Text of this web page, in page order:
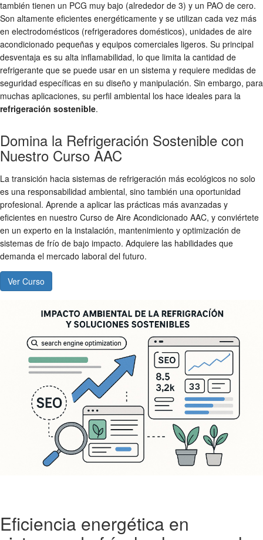
también tienen un PCG muy bajo (alrededor de 3) y un PAO de cero.
Son altamente eficientes energéticamente y se utilizan cada vez más
en electrodomésticos (refrigeradores domésticos), unidades de aire
acondicionado pequeñas y equipos comerciales ligeros. Su principal
desventaja es su alta inflamabilidad, lo que limita la cantidad de
refrigerante que se puede usar en un sistema y requiere medidas de
seguridad específicas en su diseño y manipulación. Sin embargo, para
muchas aplicaciones, su perfil ambiental los hace ideales para la
refrigeración sostenible.
Domina la Refrigeración Sostenible con
Nuestro Curso AAC
La transición hacia sistemas de refrigeración más ecológicos no solo
es una responsabilidad ambiental, sino también una oportunidad
profesional. Aprende a aplicar las prácticas más avanzadas y
eficientes en nuestro Curso de Aire Acondicionado AAC, y conviértete
en un experto en la instalación, mantenimiento y optimización de
sistemas de frío de bajo impacto. Adquiere las habilidades que
demanda el mercado laboral del futuro.
Ver Curso
Eficiencia energética en